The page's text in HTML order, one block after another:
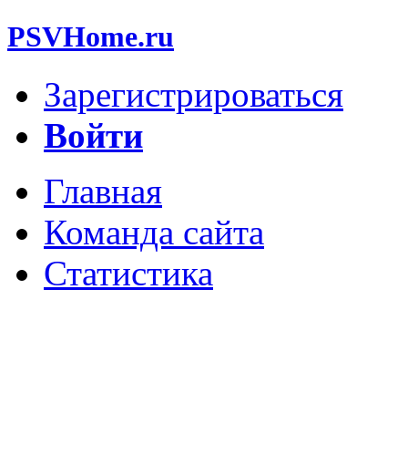
PSVHome.ru
Зарегистрироваться
Войти
Главная
Команда сайта
Статистика